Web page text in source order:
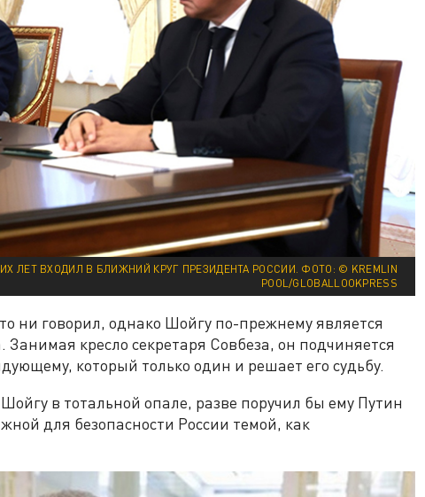
ЛЕТ ВХОДИЛ В БЛИЖНИЙ КРУГ ПРЕЗИДЕНТА РОССИИ. ФОТО: © KREMLIN
POOL/GLOBALLOOKPRESS
ни говорил, однако Шойгу по-прежнему является
кресло секретаря Совбеза, он подчиняется
который только один и решает его судьбу.
в тотальной опале, разве поручил бы ему Путин
для безопасности России темой, как